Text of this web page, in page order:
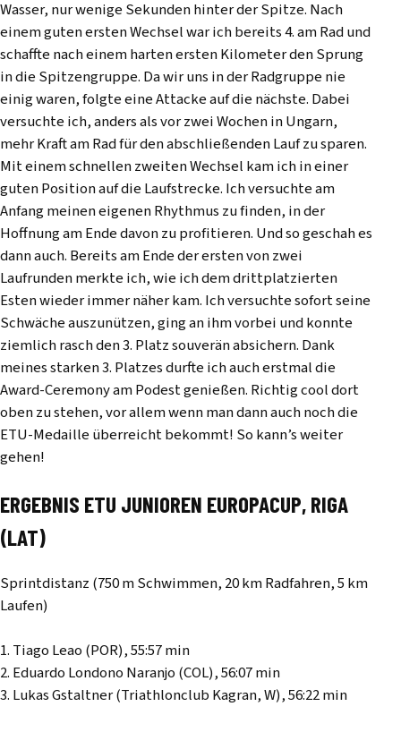
Wasser, nur wenige Sekunden hinter der Spitze. Nach
einem guten ersten Wechsel war ich bereits 4. am Rad und
schaffte nach einem harten ersten Kilometer den Sprung
in die Spitzengruppe. Da wir uns in der Radgruppe nie
einig waren, folgte eine Attacke auf die nächste. Dabei
versuchte ich, anders als vor zwei Wochen in Ungarn,
mehr Kraft am Rad für den abschließenden Lauf zu sparen.
Mit einem schnellen zweiten Wechsel kam ich in einer
guten Position auf die Laufstrecke. Ich versuchte am
Anfang meinen eigenen Rhythmus zu finden, in der
Hoffnung am Ende davon zu profitieren. Und so geschah es
dann auch. Bereits am Ende der ersten von zwei
Laufrunden merkte ich, wie ich dem drittplatzierten
Esten wieder immer näher kam. Ich versuchte sofort seine
Schwäche auszunützen, ging an ihm vorbei und konnte
ziemlich rasch den 3. Platz souverän absichern. Dank
meines starken 3. Platzes durfte ich auch erstmal die
Award-Ceremony am Podest genießen. Richtig cool dort
oben zu stehen, vor allem wenn man dann auch noch die
ETU-Medaille überreicht bekommt! So kann’s weiter
gehen!
ERGEBNIS ETU JUNIOREN EUROPACUP, RIGA
(LAT)
Sprintdistanz (750 m Schwimmen, 20 km Radfahren, 5 km
Laufen)
1. Tiago Leao (POR), 55:57 min
2. Eduardo Londono Naranjo (COL), 56:07 min
3. Lukas Gstaltner (Triathlonclub Kagran, W), 56:22 min